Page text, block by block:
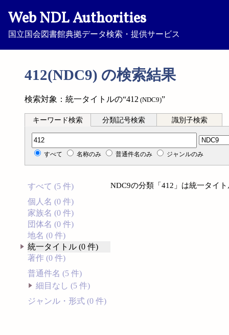
Web NDL Authorities
国立国会図書館典拠データ検索・提供サービス
412(NDC9) の検索結果
検索対象：統一タイトルの“412 (NDC9)”
キーワード検索 分類記号検索 識別子検索
分類記号検索
すべて 名称のみ 普通件名のみ ジャンルのみ
すべて (5 件)
個人名 (0 件)
家族名 (0 件)
団体名 (0 件)
地名 (0 件)
統一タイトル (0 件)
著作 (0 件)
普通件名 (5 件)
細目なし (5 件)
ジャンル・形式 (0 件)
NDC9の分類「412」は統一タイ